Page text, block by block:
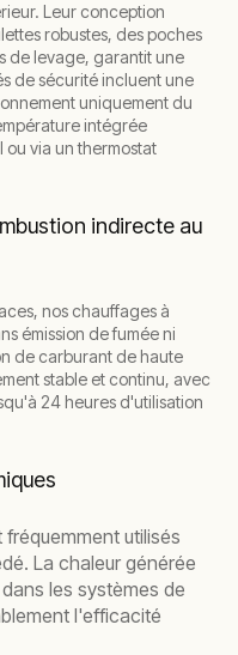
Leur conception
robustes, des poches
de levage, garantit une
de sécurité incluent une
uniquement du
intégrée
via un thermostat
indirecte au
nos chauffages à
émission de fumée ni
de carburant de haute
stable et continu, avec
24 heures d'utilisation
fréquemment utilisés
La chaleur générée
les systèmes de
l'efficacité